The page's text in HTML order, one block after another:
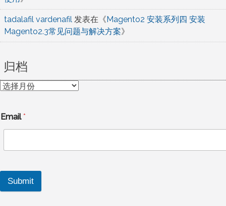
tadalafil vardenafil 发表在《 Magento2 安装系列四 安装
Magento2.3常见问题与解决方案》
归档
归
Email*
Submit